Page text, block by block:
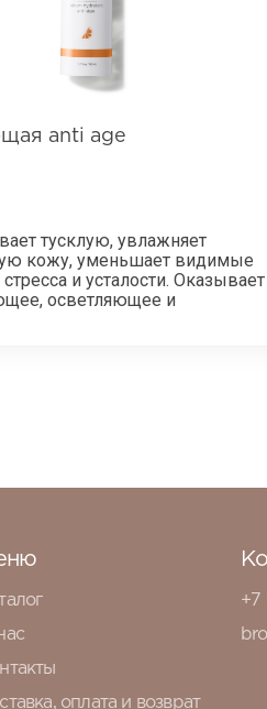
anti age
тусклую, увлажняет
кожу, уменьшает видимые
и усталости. Оказывает
осветляющее и
оплата и возврат
+7